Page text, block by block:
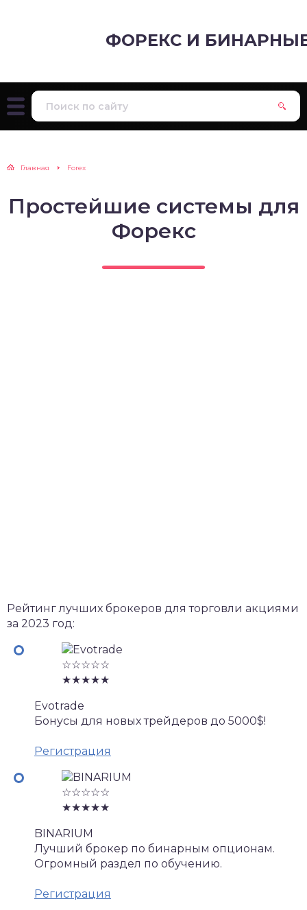
ФОРЕКС И
Главная Forex
Простейшие системы для
Форекс
Рейтинг лучших брокеров для торговли акциями
за 2023 год:
☆☆☆☆☆
★★★★★
Evotrade
Бонусы для новых трейдеров до 5000$!
Регистрация
☆☆☆☆☆
★★★★★
BINARIUM
Лучший брокер по бинарным опционам.
Огромный раздел по обучению.
Регистрация